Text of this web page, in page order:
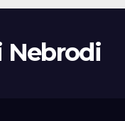
Nebrodi